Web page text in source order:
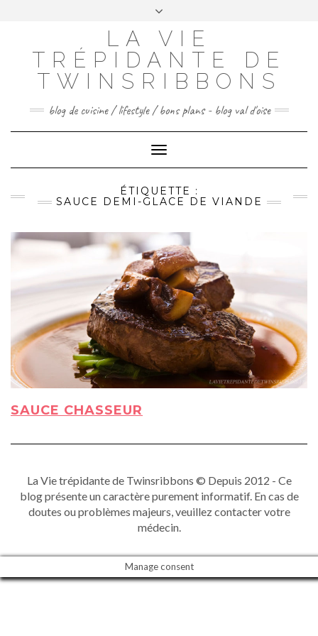
FACEBOOKINSTAGRAM
PINTEREST
CONTACTEZ-MOI
LA VIE
TRÉPIDANTE DE
TWINSRIBBONS
blog de cuisine / lifestyle / bons plans - blog val d'oise
Toggle
Navigation
ÉTIQUETTE :
SAUCE DEMI-GLACE DE VIANDE
SAUCE CHASSEUR
La Vie trépidante de Twinsribbons © Depuis 2012 - Ce
blog présente un caractère purement informatif. En cas de
doutes ou problèmes majeurs, veuillez contacter votre
médecin.
Manage consent